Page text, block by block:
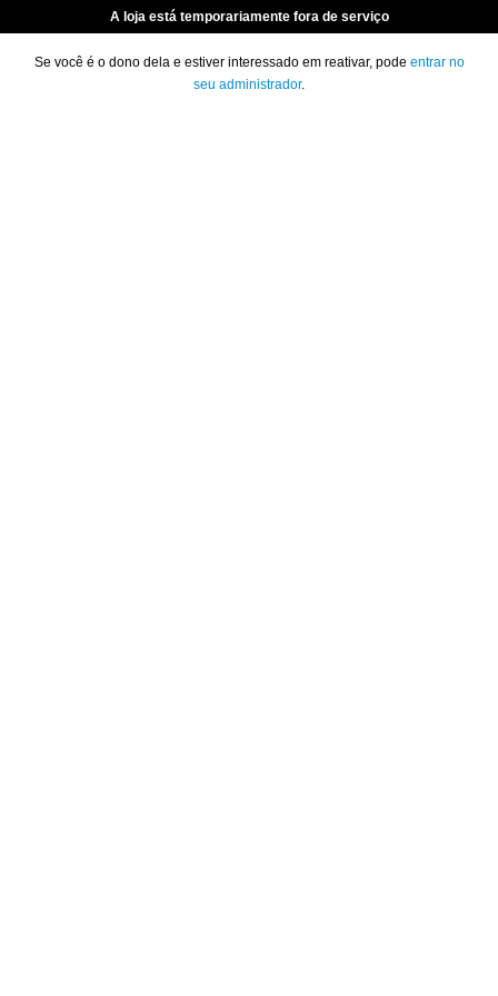
A loja está temporariamente fora de serviço
Se você é o dono dela e estiver interessado em reativar, pode entrar no
seu administrador.